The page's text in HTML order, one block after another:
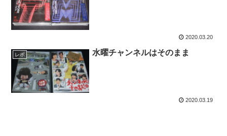
2020.03.20
レポ 水曜チャンネルはそのまま
2020.03.19